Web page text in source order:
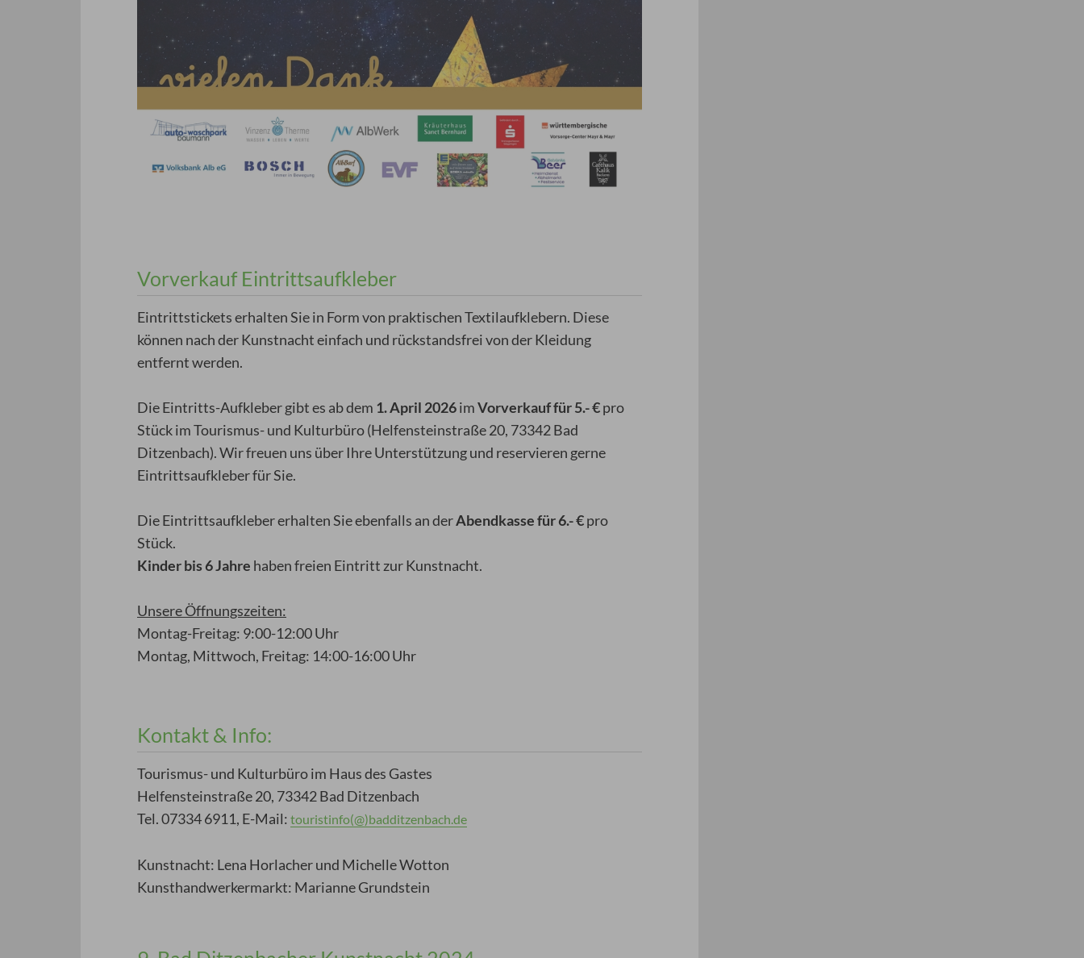
Vorverkauf Eintrittsaufkleber
Eintrittstickets erhalten Sie in Form von praktischen Textilaufklebern. Diese
können nach der Kunstnacht einfach und rückstandsfrei von der Kleidung
entfernt werden.
Die Eintritts-Aufkleber gibt es ab dem 1. April 2026imVorverkauf für 5.- €pro
Stück im Tourismus- und Kulturbüro (Helfensteinstraße 20, 73342 Bad
Ditzenbach). Wir freuen uns über Ihre Unterstützung und reservieren gerne
Eintrittsaufkleber für Sie.
Die Eintrittsaufkleber erhalten Sie ebenfalls an derAbendkasse für 6.- €pro
Stück.
Kinder bis 6 Jahre haben freien Eintritt zur Kunstnacht.
Unsere Öffnungszeiten:
Montag-Freitag: 9:00-12:00 Uhr
Montag, Mittwoch, Freitag: 14:00-16:00 Uhr
Kontakt & Info:
Tourismus- und Kulturbüro im Haus des Gastes
Helfensteinstraße 20, 73342 Bad Ditzenbach
Tel. 07334 6911, E-Mail: touristinfo(@)badditzenbach.de
Kunstnacht: Lena Horlacher und Michelle Wotton
Kunsthandwerkermarkt: Marianne Grundstein